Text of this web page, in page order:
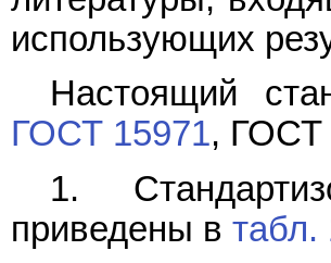
использующих
Настоящий
ГОСТ 15971, ГОСТ
1.
приведены в табл.